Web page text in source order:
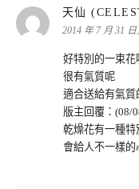
天仙
2014 年 7 月 31
好特別的一束花
很有氣質呢
適合送給有氣質
版主回覆：(08/
乾燥花有一種特
會給人不一樣的